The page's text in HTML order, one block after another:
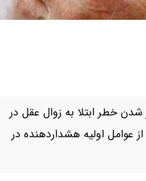
زنان ۸۰ ساله می‌تواند با دو برابر شدن خطر ابتلا به زوال عقل در
اولیه هشداردهنده در